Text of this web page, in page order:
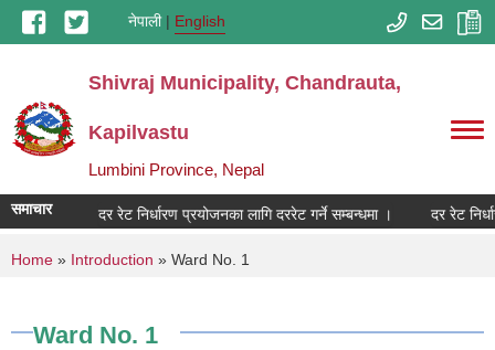
Skip to main contentनेपाली English
Shivraj Municipality, Chandrauta,
Kapilvastu
Lumbini Province, Nepal
समाचार
। दर रेट निर्धारण प्रयोजनका लागि दररेट गर्ने सम्बन्धमा । दर रेट
You are here
Home » Introduction » Ward No. 1
Ward No. 1